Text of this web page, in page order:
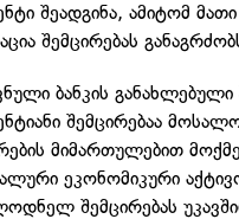
შეადგინა, ამიტომ
შემცირებას
ბანკის
შემცირებაა
მიმართულებით
ეკონომიკური
შემცირებას